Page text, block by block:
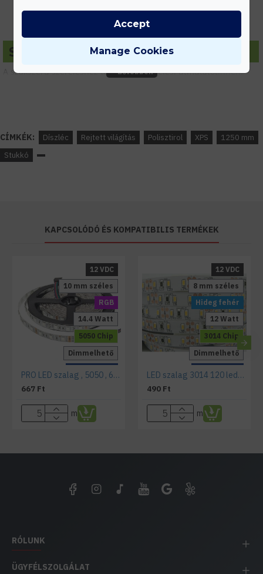
Írd meg nekünk elgondolásodat és munkatársunk segít az elképzeléseid
megvalósításában.
Szerelési útmutató
A szakszerű szereléshez töltsd le a szerelési útmutatótinnen.
CÍMKÉK: Díszléc Rejtett világítás Polisztirol XPS
1250 mm
Stukkó
KAPCSOLÓDÓ ÉS KOMPATIBILIS TERMÉKEK
RGB
5050 Chip
IP20 Beltéri
12 VDC
Dimmelhető
14.4 Watt
10 mm széles
PRO LED szalag , 5050 , 60 led/m , 14,4 W/m , RGB, színváltós
667 Ft
m
Hideg fehér
3014 Chip
IP20 Beltéri
12 Watt
12 VDC
Dimmelhető
8 mm széles
LED szalag 3014 120 led/m 12 Watt/m hideg fehér
490 Ft
m
RÓLUNK
ÜGYFÉLSZOLGÁLAT
Manage Cookies
Accept